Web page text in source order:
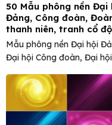
50 Mẫu phông nền Đại
Đảng, Công đoàn,
thanh niên, tranh cổ
đẹp
Mẫu phông nền Đại hội
Đại hội Công đoàn, Đại